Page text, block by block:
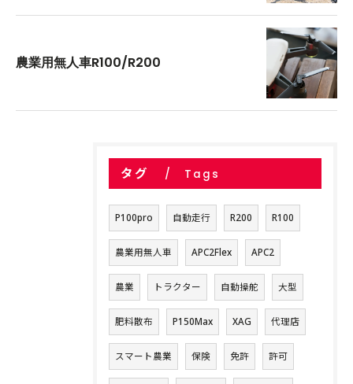
農業用無人車R100/R200
タグ Tags
P100pro 自動走行 R200 R100
農業用無人車 APC2Flex APC2
農業 トラクター 自動操舵 大型
肥料散布 P150Max XAG 代理店
スマート農業 保険 免許 許可